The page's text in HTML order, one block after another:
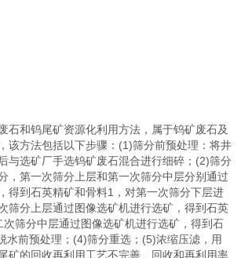
石和钨尾矿资源化利用方法，属于钨矿废石及
该方法包括以下步骤：(1)筛分前预处理：将井
与选矿厂手选钨矿废石混合进行细碎；(2)筛分
，第一次筛分上层和第一次筛分中层分别通过
得到石英精矿和骨料1，对第一次筛分下层进
筛分上层通过图像选矿机进行选矿，得到石英
筛分中层通过图像选矿机进行选矿，得到石
水前预处理；(4)筛分重选；(5)浓缩压滤，用
矿的回收再利用工艺不完善、回收和再利用率